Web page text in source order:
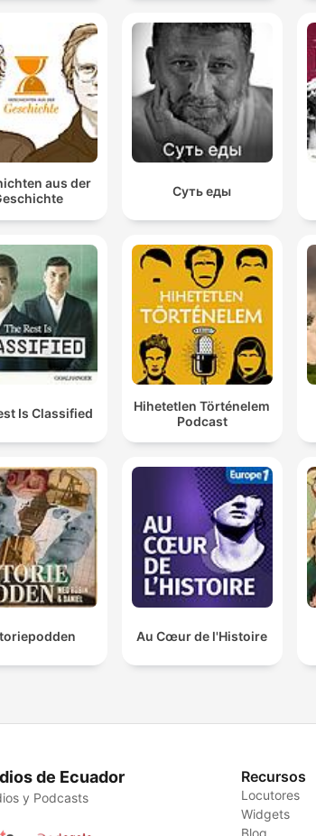
aus der
Суть еды
Is Classified
Hihetetlen Történelem
Podcast
Au Cœur de l'Histoire
de Ecuador
y Podcasts
Recursos
Locutores
Widgets
Blog